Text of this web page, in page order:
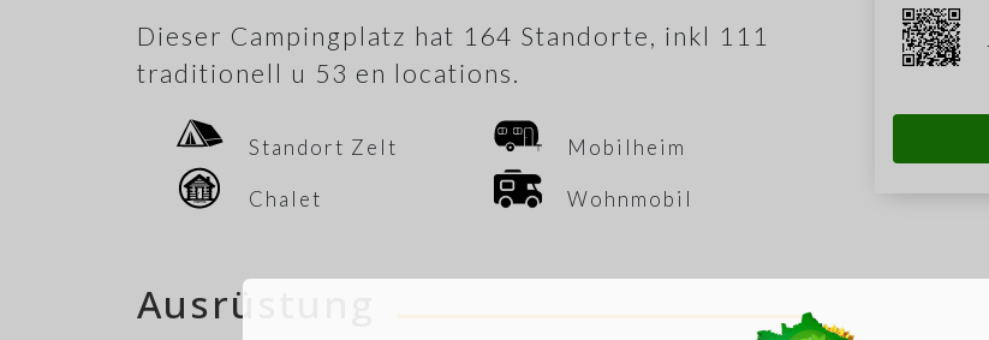
Dieser Campingplatz hat 164 Standorte, inkl 111
traditionell u 53 en locations.
Standort Zelt Mobilheim
Chalet Wohnmobil
Ausrüstung